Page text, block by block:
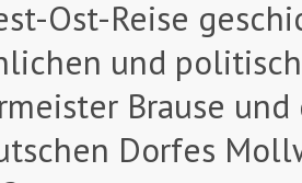
Ost-Reise
und
Brause
Dorfes